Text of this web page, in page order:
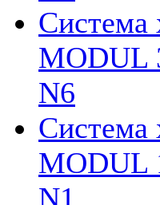
Система
MODUL
N6
Система
MODUL
N1